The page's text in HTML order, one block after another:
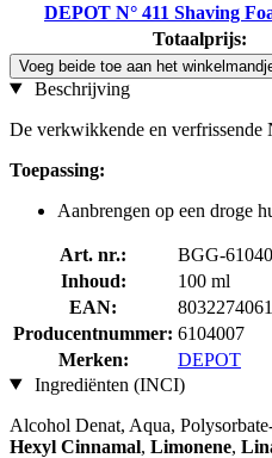
DEPOT N° 411 Shaving
Totaalprijs:
Voeg beide toe aan het
Beschrijving
De verkwikkende en verfrissende
Toepassing:
Aanbrengen op een droge
Art. nr.:
BGG-
Inhoud:
100 ml
EAN:
Producentnummer: 6104007
Merken:
DEPOT
Ingrediënten (INCI)
Alcohol Denat, Aqua,
Hexyl Cinnamal, Limonene,